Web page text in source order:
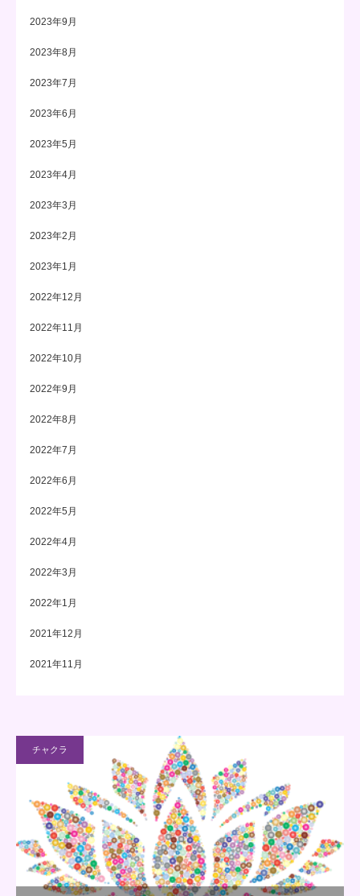
2023年9月
2023年8月
2023年7月
2023年6月
2023年5月
2023年4月
2023年3月
2023年2月
2023年1月
2022年12月
2022年11月
2022年10月
2022年9月
2022年8月
2022年7月
2022年6月
2022年5月
2022年4月
2022年3月
2022年1月
2021年12月
2021年11月
チャクラ